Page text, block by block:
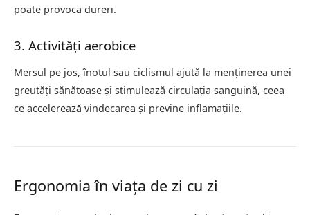
poate provoca dureri.
3. Activități aerobice
Mersul pe jos, înotul sau ciclismul ajută la menținerea unei
greutăți sănătoase și stimulează circulația sanguină, ceea
ce accelerează vindecarea și previne inflamațiile.
Ergonomia în viața de zi cu zi